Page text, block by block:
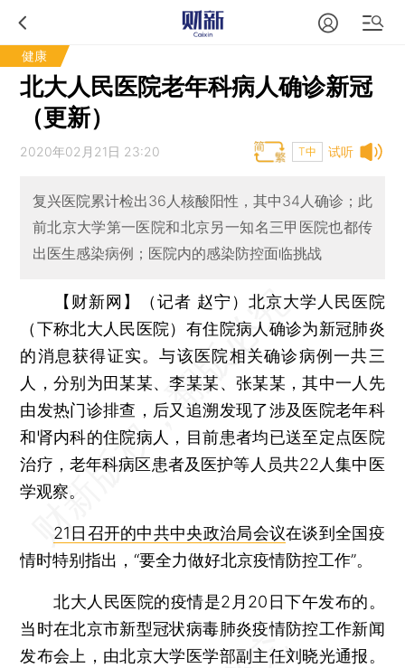
健康
北大人民医院老年科病人确诊新冠
（更新）
试听
2020年02月21日 23:20 T中
复兴医院累计检出36人核酸阳性，其中34人确诊；此
前北京大学第一医院和北京另一知名三甲医院也都传
出医生感染病例；医院内的感染防控面临挑战
【财新网】（记者 赵宁） 北京大学人民医院
（下称北大人民医院）有住院病人确诊为新冠肺炎
的消息获得证实。与该医院相关确诊病例一共三
人，分别为田某某、李某某、张某某，其中一人先
由发热门诊排查，后又追溯发现了涉及医院老年科
和肾内科的住院病人，目前患者均已送至定点医院
治疗，老年科病区患者及医护等人员共22人集中医
学观察。
21日召开的中共中央政治局会议在谈到全国疫
情时特别指出，“要全力做好北京疫情防控工作”。
北大人民医院的疫情是2月20日下午发布的。
当时在北京市新型冠状病毒肺炎疫情防控工作新闻
发布会上，由北京大学医学部副主任刘晓光通报。